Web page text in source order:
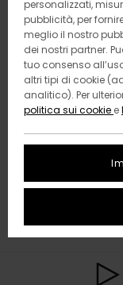
personalizzati,
pubblicità, per
meglio il nostro
dei nostri partner.
tuo consenso
altri tipi di cookie
analitico). Per
politica sui cookie e